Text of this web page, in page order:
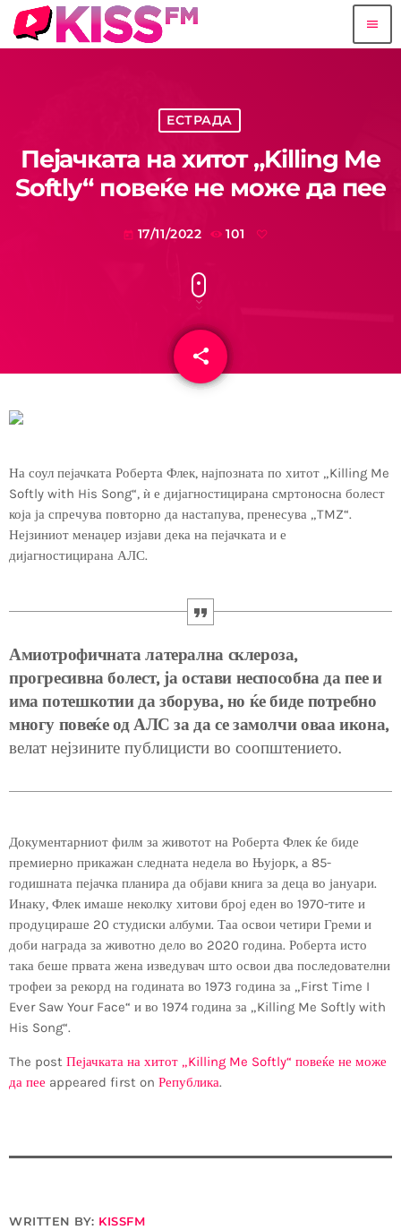
menu
ЕСТРАДА
Пејачката на хитот „Killing Me
Softly“ повеќе не може да пее
today 17/11/2022 101
share
email
На соул пејачката Роберта Флек, најпозната по хитот „Killing Me
Softly with His Song“, ѝ е дијагностицирана смртоносна болест
која ја спречува повторно да настапува, пренесува „TMZ“.
Нејзиниот менаџер изјави дека на пејачката и е
дијагностицирана АЛС.
Амиотрофичната латерална склероза,
прогресивна болест, ја остави неспособна да пее и
има потешкотии да зборува, но ќе биде потребно
многу повеќе од АЛС за да се замолчи оваа икона,
велат нејзините публицисти во соопштението.
Документарниот филм за животот на Роберта Флек ќе биде
премиерно прикажан следната недела во Њујорк, а 85-
годишната пејачка планира да објави книга за деца во јануари.
Инаку, Флек имаше неколку хитови број еден во 1970-тите и
продуцираше 20 студиски албуми. Таа освои четири Греми и
доби награда за животно дело во 2020 година. Роберта исто
така беше првата жена изведувач што освои два последователни
трофеи за рекорд на годината во 1973 година за „First Time I
Ever Saw Your Face“ и во 1974 година за „Killing Me Softly with
His Song“.
The post Пејачката на хитот „Killing Me Softly“ повеќе не може
да пее appeared first on Република.
WRITTEN BY: KISSFM